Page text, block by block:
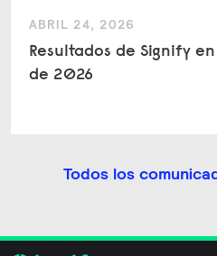
ABRIL 24, 2026
Resultados de Signify
de 2026
Todos los